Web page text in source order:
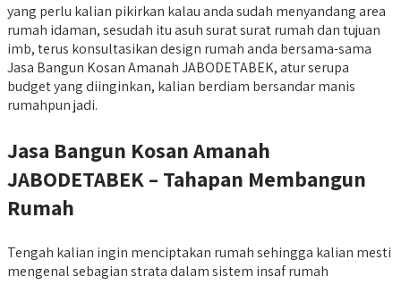
yang perlu kalian pikirkan kalau anda sudah menyandang area
rumah idaman, sesudah itu asuh surat surat rumah dan tujuan
imb, terus konsultasikan design rumah anda bersama-sama
Jasa Bangun Kosan Amanah JABODETABEK, atur serupa
budget yang diinginkan, kalian berdiam bersandar manis
rumahpun jadi.
Jasa Bangun Kosan Amanah
JABODETABEK – Tahapan Membangun
Rumah
Tengah kalian ingin menciptakan rumah sehingga kalian mesti
mengenal sebagian strata dalam sistem insaf rumah